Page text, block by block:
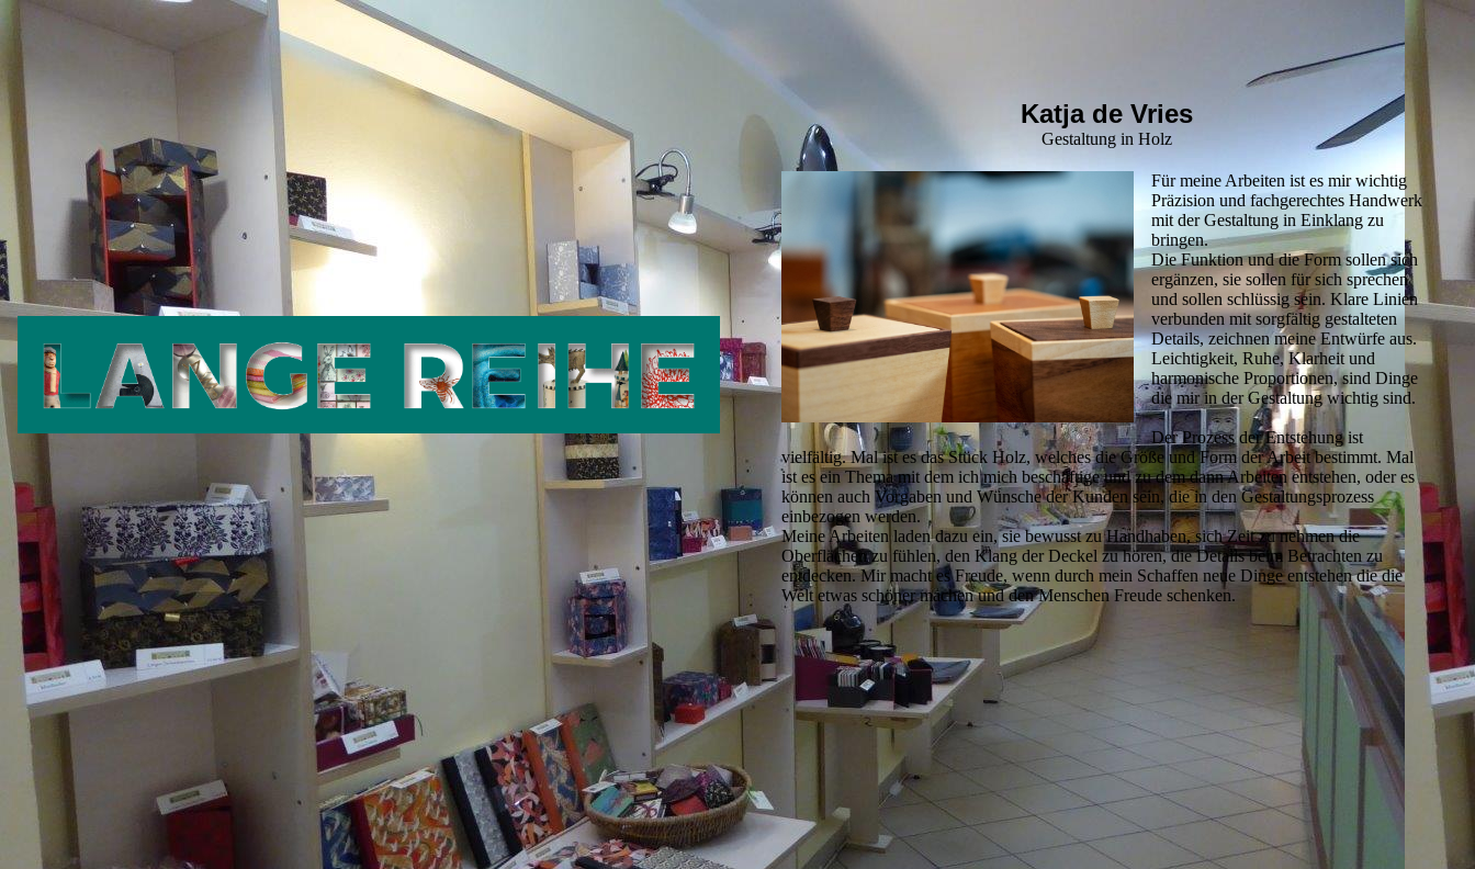
Katja de Vries
Gestaltung in Holz
Für meine Arbeiten ist es mir wichtig
Präzision und fachgerechtes Handwerk
mit der Gestaltung in Einklang zu
bringen.
Die Funktion und die Form sollen sich
ergänzen, sie sollen für sich sprechen
und sollen schlüssig sein. Klare Linien
verbunden mit sorgfältig gestalteten
Details, zeichnen meine Entwürfe aus.
Leichtigkeit, Ruhe, Klarheit und
harmonische Proportionen, sind Dinge
die mir in der Gestaltung wichtig sind.
Der Prozess der Entstehung ist
vielfältig. Mal ist es das Stück Holz, welches die Größe und Form der Arbeit bestimmt. Mal
ist es ein Thema mit dem ich mich beschäftige und zu dem dann Arbeiten entstehen, oder es
können auch Vorgaben und Wünsche der Kunden sein, die in den Gestaltungsprozess
einbezogen werden.
Meine Arbeiten laden dazu ein, sie bewusst zu Handhaben, sich Zeit zu nehmen die
Oberflächen zu fühlen, den Klang der Deckel zu hören, die Details beim Betrachten zu
entdecken. Mir macht es Freude, wenn durch mein Schaffen neue Dinge entstehen die die
Welt etwas schöner machen und den Menschen Freude schenken.